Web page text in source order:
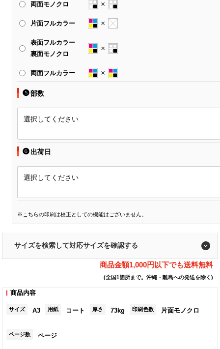
両面モノクロ
片面フルカラー
表面フルカラー
裏面モノクロ
両面フルカラー
❺部数
選択してください
❻出荷日
選択してください
※こちらの印刷は校正としての機能はございません。
サイズを検索して対応サイズを確認する
商品金額1,000円以下でも送料無料
(全国1箇所まで。沖縄・離島への発送を除く)
商品内容
サイズ A3 用紙 コート 厚さ 73kg 印刷色数 片面モノクロ
ページ数 ページ